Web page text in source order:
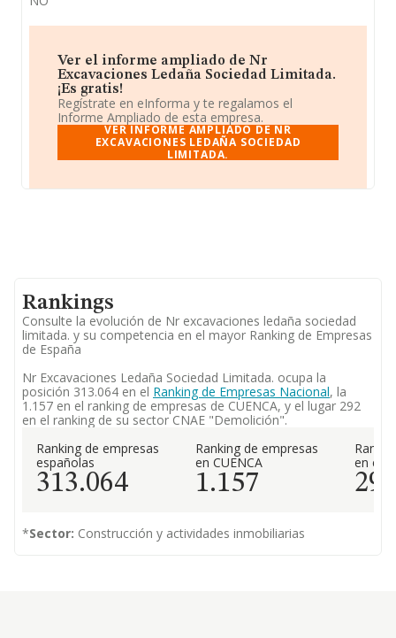
Ver el informe ampliado de Nr
Excavaciones Ledaña Sociedad Limitada.
¡Es gratis!
Regístrate en eInforma y te regalamos el
Informe Ampliado de esta empresa.
VER INFORME AMPLIADO DE NR
EXCAVACIONES LEDAÑA SOCIEDAD
LIMITADA.
Rankings
Consulte la evolución de Nr excavaciones ledaña sociedad
limitada. y su competencia en el mayor Ranking de Empresas
de España
Nr Excavaciones Ledaña Sociedad Limitada. ocupa la
posición 313.064 en el Ranking de Empresas Nacional, la
1.157 en el ranking de empresas de CUENCA, y el lugar 292
en el ranking de su sector CNAE "Demolición".
Ranking de empresas
españolas
313.064
Ranking de empresas
en CUENCA
1.157
en el
292
*Sector: Construcción y actividades inmobiliarias